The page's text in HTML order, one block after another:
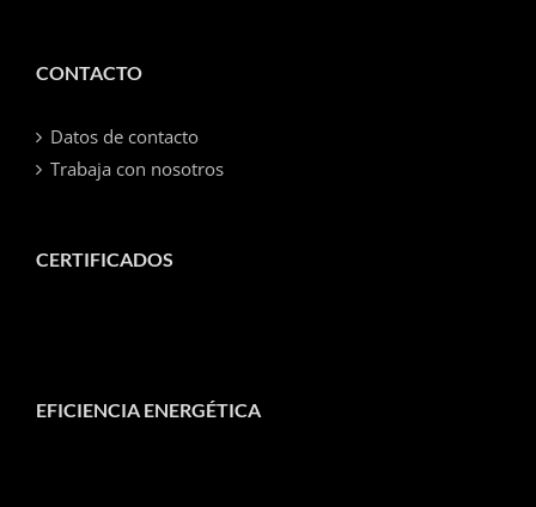
CONTACTO
Datos de contacto
Trabaja con nosotros
CERTIFICADOS
EFICIENCIA ENERGÉTICA